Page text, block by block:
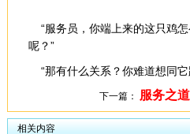
“服务员，你端上来的这只鸡
呢？”
“那有什么关系？你难道想同它
下一篇： 服务之道
相关内容